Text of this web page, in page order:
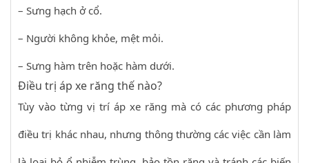
– Sưng hạch ở cổ.
– Người không khỏe, mệt mỏi.
– Sưng hàm trên hoặc hàm dưới.
Điều trị áp xe răng thế nào?
Tùy vào từng vị trí áp xe răng mà có các phương pháp
điều trị khác nhau, nhưng thông thường các việc cần làm